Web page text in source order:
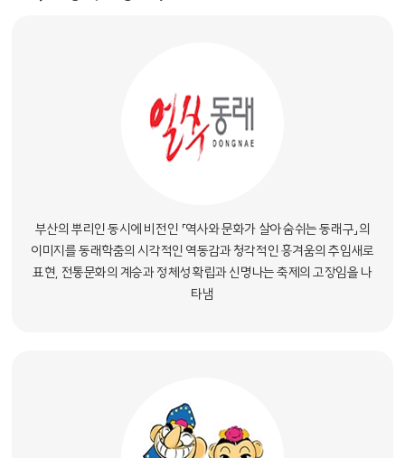
부산의 뿌리인 동시에 비전인 「역사와 문화가 살아 숨쉬는 동래구」의
이미지를 동래학춤의 시각적인 역동감과 청각적인 흥겨움의 추임새로
표현, 전통문화의 계승과 정체성 확립과 신명나는 축제의 고장임을 나
타냄